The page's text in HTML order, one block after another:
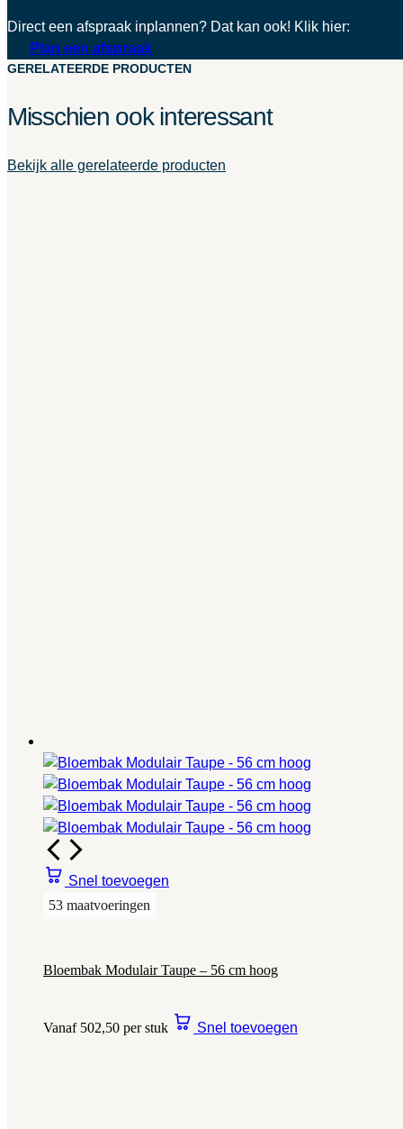
Direct een afspraak inplannen? Dat kan ook! Klik hier:
Plan een afspraak
GERELATEERDE PRODUCTEN
Misschien ook interessant
Bekijk alle gerelateerde producten
Snel toevoegen
53 maatvoeringen
Bloembak Modulair Taupe – 56 cm hoog
Vanaf 502,50 per stuk Snel toevoegen